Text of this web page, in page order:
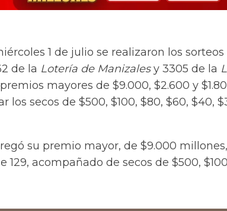
1 de julio se realizaron los sorteos
de la Lotería de Manizalesy 3305 de la
mayores de $9.000, $2.600 y
los secos de $500, $100, $80, $60, $40,
su premio mayor, de $9.000
129, acompañado de secos de $500,